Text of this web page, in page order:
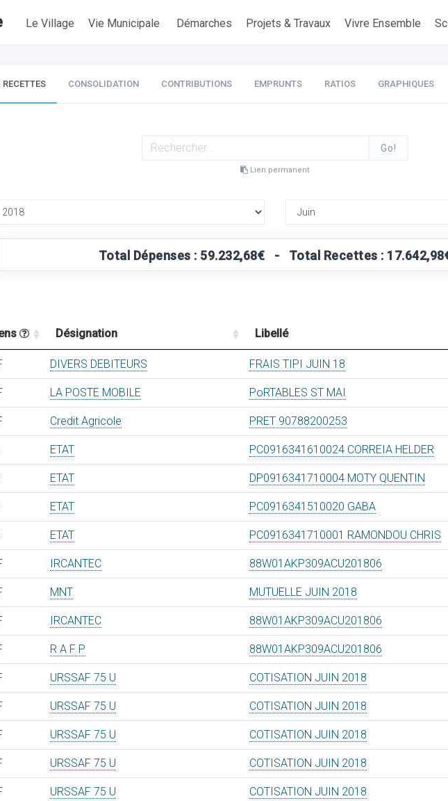
Le Village Vie Municipale Démarches Projets & Travaux Vivre Ensemble
RECETTES CONSOLIDATION CONTRIBUTIONS EMPRUNTS RATIOS GRAPHIQUES
Go!
Lien permanent
Total Dépenses : 59.232,68€ - Total Recettes :
Désignation Libellé
DIVERS DEBITEURS FRAIS TIPI JUIN 18
LA POSTE MOBILE PoRTABLES ST MAI
Credit Agricole PRET 90788200253
ETAT PC0916341610024 CORREIA HELDER
ETAT DP0916341710004 MOTY QUENTIN
ETAT PC0916341510020 GABA
ETAT PC0916341710001 RAMONDOU CHRIS
IRCANTEC 88W01AKP309ACU201806
MNT MUTUELLE JUIN 2018
IRCANTEC 88W01AKP309ACU201806
R A F P 88W01AKP309ACU201806
URSSAF 75 U COTISATION JUIN 2018
URSSAF 75 U COTISATION JUIN 2018
URSSAF 75 U COTISATION JUIN 2018
URSSAF 75 U COTISATION JUIN 2018
URSSAF 75 U COTISATION JUIN 2018